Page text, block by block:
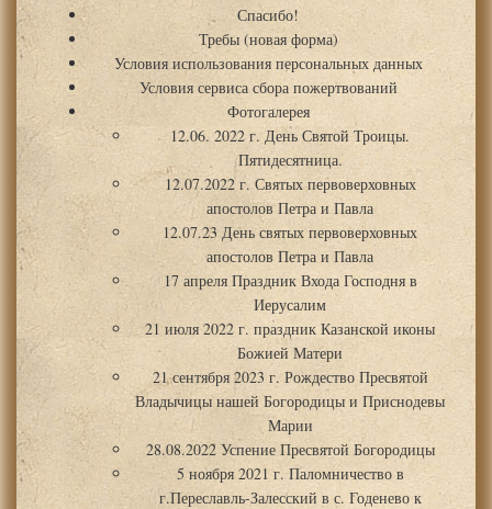
Спасибо!
Требы (новая форма)
Условия использования персональных данных
Условия сервиса сбора пожертвований
Фотогалерея
12.06. 2022 г. День Святой Троицы.
Пятидесятница.
12.07.2022 г. Святых первоверховных
апостолов Петра и Павла
12.07.23 День святых первоверховных
апостолов Петра и Павла
17 апреля Праздник Входа Господня в
Иерусалим
21 июля 2022 г. праздник Казанской иконы
Божией Матери
21 сентября 2023 г. Рождество Пресвятой
Владычицы нашей Богородицы и Приснодевы
Марии
28.08.2022 Успение Пресвятой Богородицы
5 ноября 2021 г. Паломничество в
г.Переславль-Залесский в с. Годенево к